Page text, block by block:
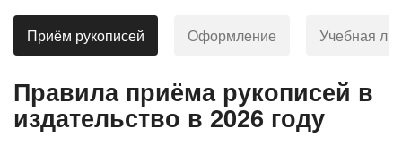
Приём рукописей Оформление Учебная
Правила приёма рукописей в
издательство в 2026 году